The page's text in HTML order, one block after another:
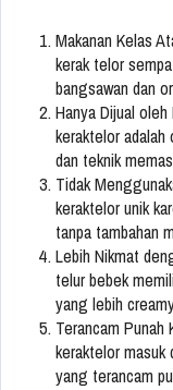
Makanan Kelas
kerak telor
bangsawan dan
Hanya Dijual
keraktelor
dan teknik
Tidak
keraktelor unik
tanpa tambahan
Lebih Nikmat
telur bebek
yang lebih
Terancam Punah
keraktelor masuk
yang terancam